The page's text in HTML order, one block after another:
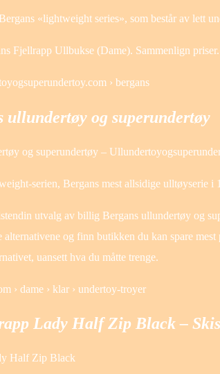
«lightweight series», som består av lett
Fjellrapp Ullbukse (Dame). Sammenlign
› bergans
ullundertøy og superundertøy
og superundertøy –
serien, Bergans mest allsidige
utvalg av billig Bergans ullundertøy og
alternativene og finn butikken du kan spare
uansett hva du måtte trenge.
› dame › klar › undertoy-troyer
Lady Half Zip Black –
Half Zip Black